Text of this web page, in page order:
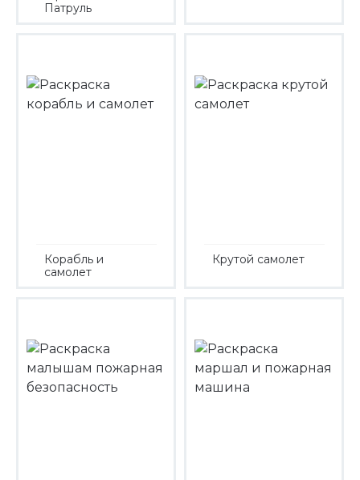
Патруль
Корабль и
самолет
Крутой самолет